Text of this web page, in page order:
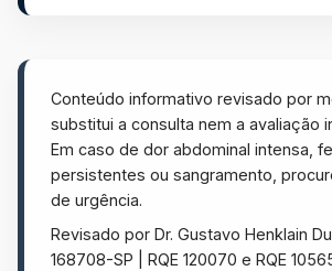
Conteúdo informativo revisado por
substitui a consulta nem a avaliação
Em caso de dor abdominal intensa,
persistentes ou sangramento,
de urgência.
Revisado por Dr. Gustavo Henklain
168708-SP | RQE 120070 e RQE